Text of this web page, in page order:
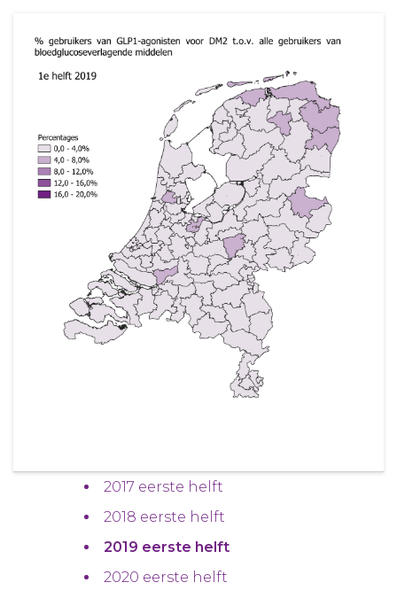
Toegang leeromgeving
2017 eerste helft
2018 eerste helft
2019 eerste helft
2020 eerste helft